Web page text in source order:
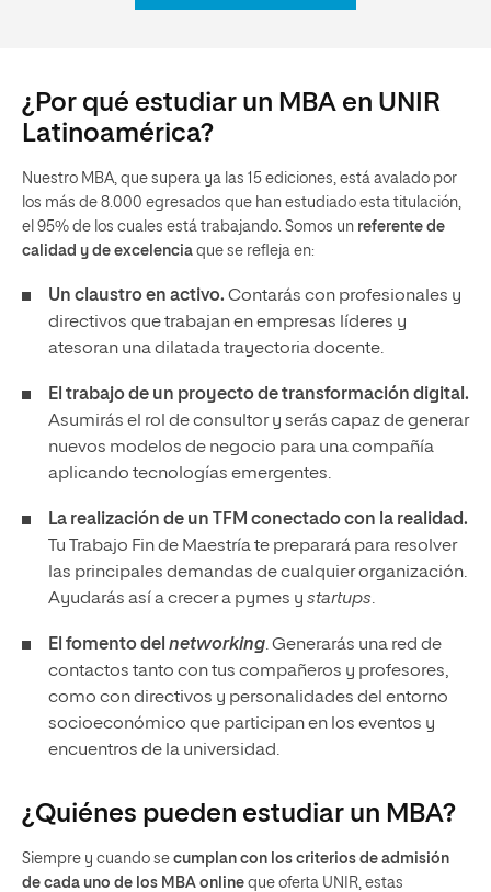
¿Por qué estudiar un MBA en UNIR
Latinoamérica?
Nuestro MBA, que supera ya las 15 ediciones, está avalado por
los más de 8.000 egresados que han estudiado esta titulación,
el 95% de los cuales está trabajando. Somos un referente de
calidad y de excelencia que se refleja en:
Un claustro en activo. Contarás con profesionales y
directivos que trabajan en empresas líderes y
atesoran una dilatada trayectoria docente.
El trabajo de un proyecto de transformación digital.
Asumirás el rol de consultor y serás capaz de generar
nuevos modelos de negocio para una compañía
aplicando tecnologías emergentes.
La realización de un TFM conectado con la realidad.
Tu Trabajo Fin de Maestría te preparará para resolver
las principales demandas de cualquier organización.
Ayudarás así a crecer a pymes y startups.
El fomento del networking. Generarás una red de
contactos tanto con tus compañeros y profesores,
como con directivos y personalidades del entorno
socioeconómico que participan en los eventos y
encuentros de la universidad.
¿Quiénes pueden estudiar un MBA?
Siempre y cuando se cumplan con los criterios de admisión
de cada uno de los MBA online que oferta UNIR, estas